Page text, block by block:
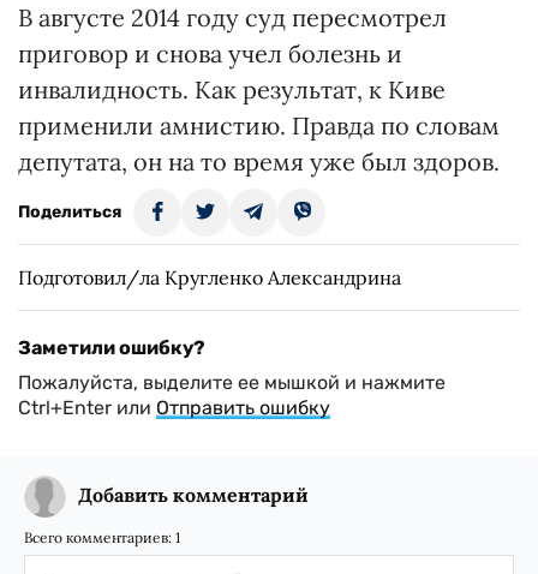
В августе 2014 году суд пересмотрел
приговор и снова учел болезнь и
инвалидность. Как результат, к Киве
применили амнистию. Правда по словам
депутата, он на то время уже был здоров.
Поделиться
Подготовил/ла Кругленко Александрина
Заметили ошибку?
Пожалуйста, выделите ее мышкой и нажмите
Ctrl+Enter или Отправить ошибку
Добавить комментарий
Всего комментариев: 1